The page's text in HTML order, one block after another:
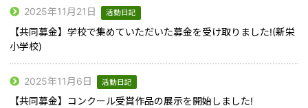
2025年11月21日 活動日記
【共同募金】学校で集めていただいた募金を受け取りました!(新栄
小学校)
2025年11月6日 活動日記
【共同募金】コンクール受賞作品の展示を開始しました!